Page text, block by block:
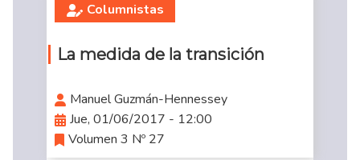
Columnistas
La medida de la transición
Manuel Guzmán-Hennessey
Jue, 01/06/2017 - 12:00
Volumen 3 Nº 27